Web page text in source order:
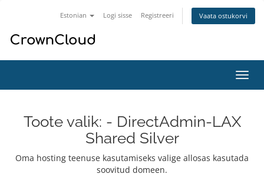
Estonian Logi sisse Registreeri Vaata ostukorvi
Toote valik: - DirectAdmin-LAX
Shared Silver
Oma hosting teenuse kasutamiseks valige allosas kasutada
soovitud domeen.